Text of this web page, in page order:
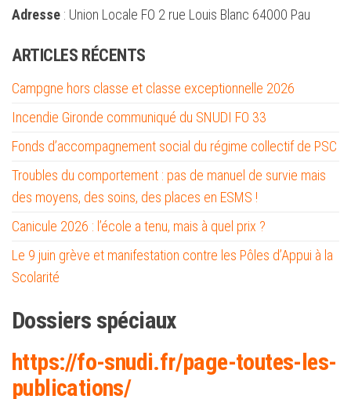
Adresse : Union Locale FO 2 rue Louis Blanc 64000 Pau
ARTICLES RÉCENTS
Campgne hors classe et classe exceptionnelle 2026
Incendie Gironde communiqué du SNUDI FO 33
Fonds d’accompagnement social du régime collectif de PSC
Troubles du comportement : pas de manuel de survie mais
des moyens, des soins, des places en ESMS !
Canicule 2026 : l’école a tenu, mais à quel prix ?
Le 9 juin grève et manifestation contre les Pôles d’Appui à la
Scolarité
Dossiers spéciaux
https://fo-snudi.fr/page-toutes-les-
publications/